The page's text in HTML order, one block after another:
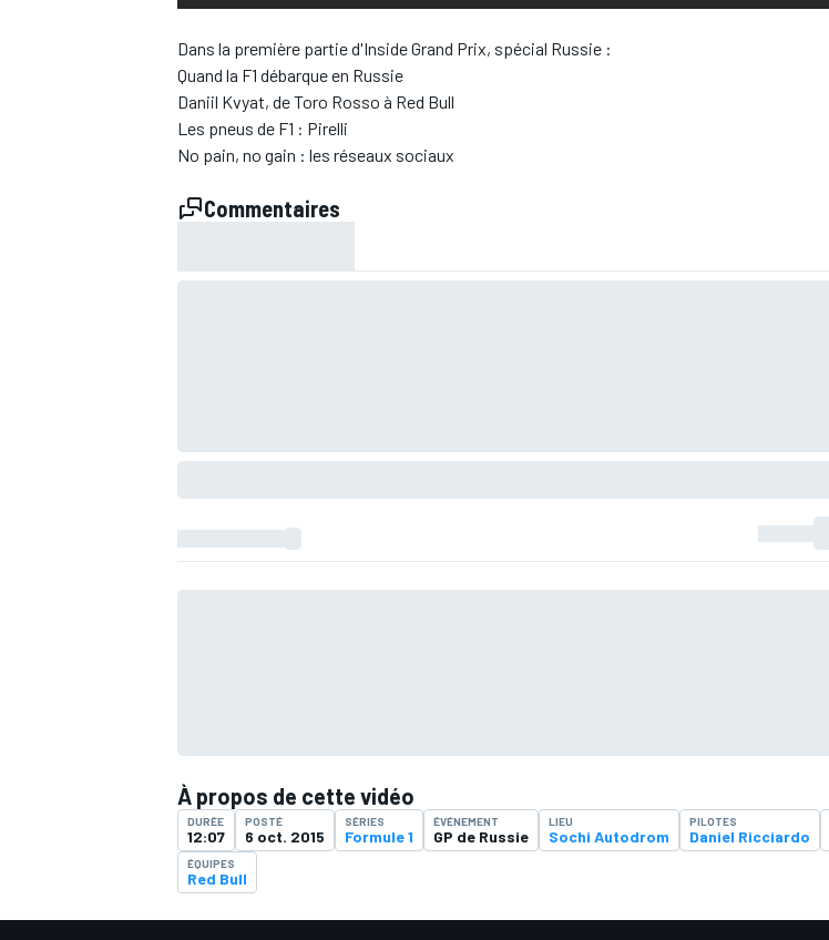
Dans la première partie d'Inside Grand Prix, spécial Russie :
Quand la F1 débarque en Russie
Daniil Kvyat, de Toro Rosso à Red Bull
Les pneus de F1 : Pirelli
No pain, no gain : les réseaux sociaux
Commentaires
À propos de cette vidéo
DURÉE
12:07
POSTÉ
6 oct. 2015
SÉRIES
Formule 1
ÉVÉNEMENT
GP de Russie
LIEU
Sochi Autodrom
PILOTES
Daniel Ricciardo
ÉQUIPES
Red Bull